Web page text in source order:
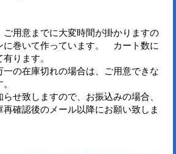
用意までに大変時間が掛かりますの
に巻いて作っています。 カート数に
ります。
一の在庫切れの場合は、ご用意できな
せ致しますので、お振込みの場合、
確認後のメール以降にお願い致しま